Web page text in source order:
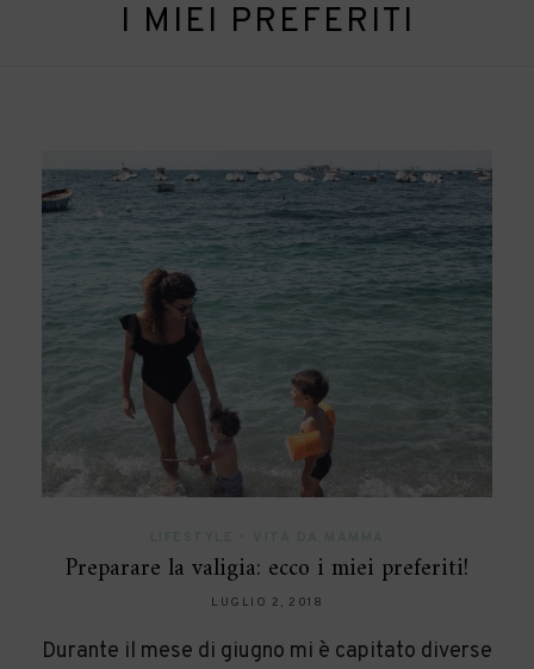
I MIEI PREFERITI
Preparare la valigia: ecco i miei preferiti!
LUGLIO 2, 2018
Durante il mese di giugno mi è capitato diverse